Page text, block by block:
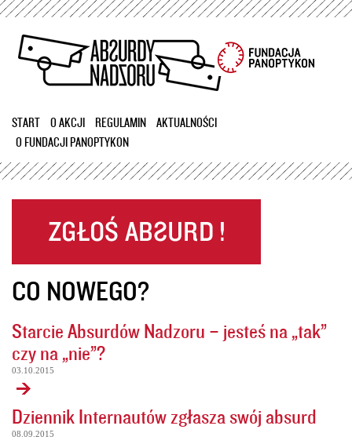
Przejdź
treści
START O AKCJI REGULAMIN
AKTUALNOŚCI
O FUNDACJI PANOPTYKON
CO NOWEGO?
Starcie Absurdów Nadzoru – jesteś na „tak”
czy na „nie”?
03.10.2015
Dziennik Internautów zgłasza swój absurd
08.09.2015